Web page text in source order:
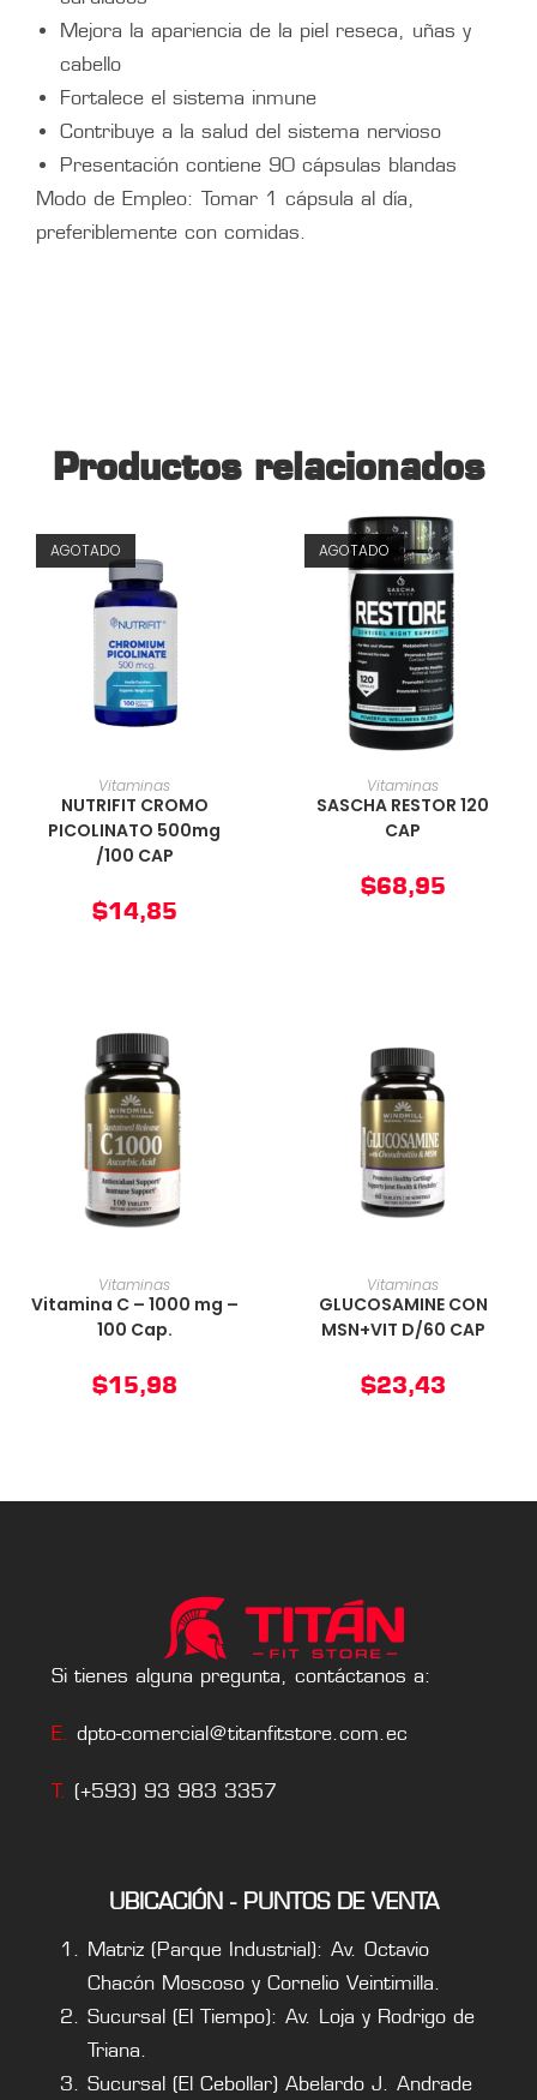
Mejora la apariencia de la piel reseca, uñas y
cabello
Fortalece el sistema inmune
Contribuye a la salud del sistema nervioso
Presentación contiene 90 cápsulas blandas
Modo de Empleo: Tomar 1 cápsula al día,
preferiblemente con comidas.
Productos relacionados
AGOTADO
AÑADIR AL CARRITO
Vitaminas
NUTRIFIT CROMO
PICOLINATO 500mg
/100 CAP
$14,85
AGOTADO
AÑADIR AL CARRITO
Vitaminas
SASCHA RESTOR 120
CAP
$68,95
AÑADIR AL CARRITO
Vitaminas
Vitamina C – 1000 mg –
100 Cap.
$15,98
AÑADIR AL CARRITO
Vitaminas
GLUCOSAMINE CON
MSN+VIT D/60 CAP
$23,43
Si tienes alguna pregunta, contáctanos a:
E. dpto-comercial@titanfitstore.com.ec
T. (+593) 93 983 3357
UBICACIÓN - PUNTOS DE VENTA
Matriz (Parque Industrial): Av. Octavio
Chacón Moscoso y Cornelio Veintimilla.
Sucursal (El Tiempo): Av. Loja y Rodrigo de
Triana.
Sucursal (El Cebollar) Abelardo J. Andrade